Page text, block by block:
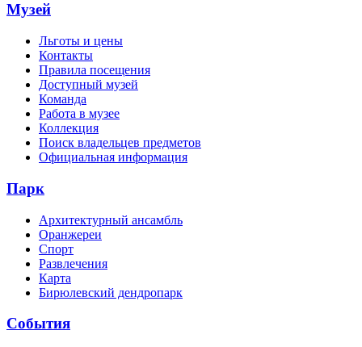
Музей
Льготы и цены
Контакты
Правила посещения
Доступный музей
Команда
Работа в музее
Коллекция
Поиск владельцев предметов
Официальная информация
Парк
Архитектурный ансамбль
Оранжереи
Спорт
Развлечения
Карта
Бирюлевский дендропарк
События